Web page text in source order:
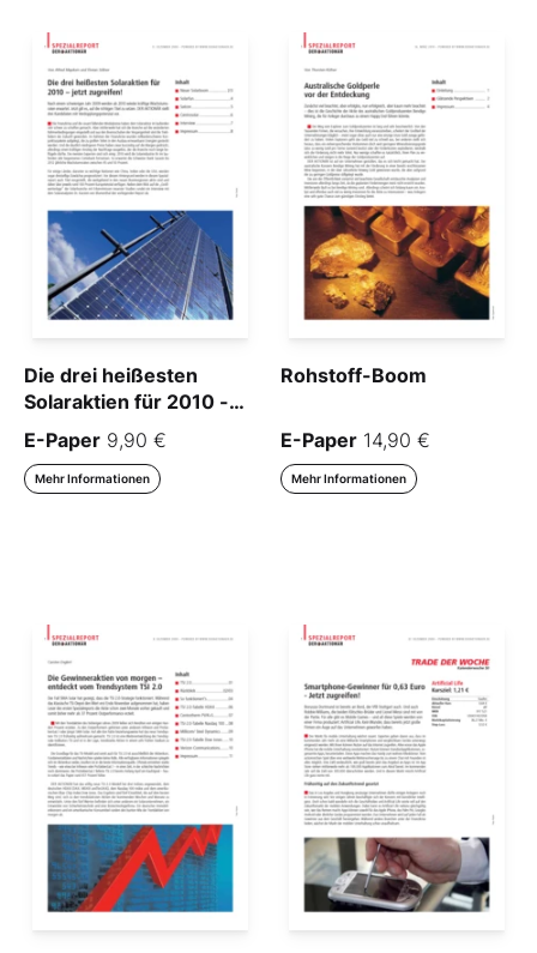
Die drei heißesten
Solaraktien für 2010 -
jetzt zugreifen!
E-Paper 9,90 €
Mehr Informationen
Rohstoff-Boom
E-Paper 14,90 €
Mehr Informationen